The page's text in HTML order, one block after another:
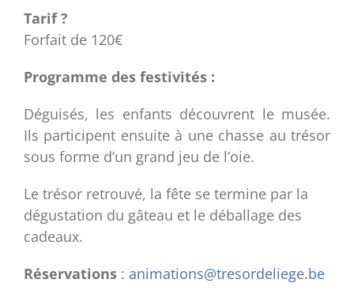
Tarif ?
Forfait de 120€
Programme des festivités :
Déguisés, les enfants découvrent le musée.
Ils participent ensuite à une chasse au trésor
sous forme d’un grand jeu de l’oie.
Le trésor retrouvé, la fête se termine par la
dégustation du gâteau et le déballage des
cadeaux.
Réservations : animations@tresordeliege.be